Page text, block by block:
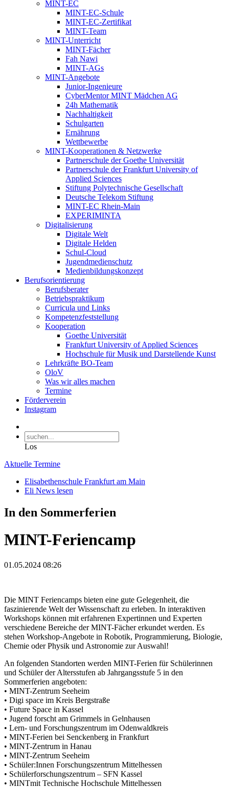
MINT-EC
MINT-EC-Schule
MINT-EC-Zertifikat
MINT-Team
MINT-Unterricht
MINT-Fächer
Fah Nawi
MINT-AGs
MINT-Angebote
Junior-Ingenieure
CyberMentor MINT Mädchen AG
24h Mathematik
Nachhaltigkeit
Schulgarten
Ernährung
Wettbewerbe
MINT-Kooperationen & Netzwerke
Partnerschule der Goethe Universität
Partnerschule der Frankfurt University of
Applied Sciences
Stiftung Polytechnische Gesellschaft
Deutsche Telekom Stiftung
MINT-EC Rhein-Main
EXPERIMINTA
Digitalisierung
Digitale Welt
Digitale Helden
Schul-Cloud
Jugendmedienschutz
Medienbildungskonzept
Berufsorientierung
Berufsberater
Betriebspraktikum
Curricula und Links
Kompetenzfeststellung
Kooperation
Goethe Universität
Frankfurt University of Applied Sciences
Hochschule für Musik und Darstellende Kunst
Lehrkräfte BO-Team
OloV
Was wir alles machen
Termine
Förderverein
Instagram
Los
Aktuelle Termine
Elisabethenschule Frankfurt am Main
Eli News lesen
In den Sommerferien
MINT-Feriencamp
01.05.2024 08:26
Die MINT Feriencamps bieten eine gute Gelegenheit, die
faszinierende Welt der Wissenschaft zu erleben. In interaktiven
Workshops können mit erfahrenen Expertinnen und Experten
verschiedene Bereiche der MINT-Fächer erkundet werden. Es
stehen Workshop-Angebote in Robotik, Programmierung, Biologie,
Chemie oder Physik und Astronomie zur Auswahl!
An folgenden Standorten werden MINT-Ferien für Schülerinnen
und Schüler der Altersstufen ab Jahrgangsstufe 5 in den
Sommerferien angeboten:
• MINT-Zentrum Seeheim
• Digi space im Kreis Bergstraße
• Future Space in Kassel
• Jugend forscht am Grimmels in Gelnhausen
• Lern- und Forschungszentrum im Odenwaldkreis
• MINT-Ferien bei Senckenberg in Frankfurt
• MINT-Zentrum in Hanau
• MINT-Zentrum Seeheim
• Schüler:Innen Forschungszentrum Mittelhessen
• Schülerforschungszentrum – SFN Kassel
• MINTmit Technische Hochschule Mittelhessen